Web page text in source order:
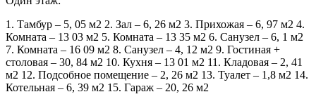
1. Тамбур – 5, 05 м2 2. Зал – 6, 26 м2 3. Прихожая – 6, 97 м2 4.
Комната – 13 03 м2 5. Комната – 13 35 м2 6. Санузел – 6, 1 м2
7. Комната – 16 09 м2 8. Санузел – 4, 12 м2 9. Гостиная +
столовая – 30, 84 м2 10. Кухня – 13 01 м2 11. Кладовая – 2, 41
м2 12. Подсобное помещение – 2, 26 м2 13. Туалет – 1,8 м2 14.
Котельная – 6, 39 м2 15. Гараж – 20, 26 м2